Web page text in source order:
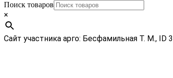
Поиск товаров
×
Сайт участника арго: Бесфамильная Т. М., ID